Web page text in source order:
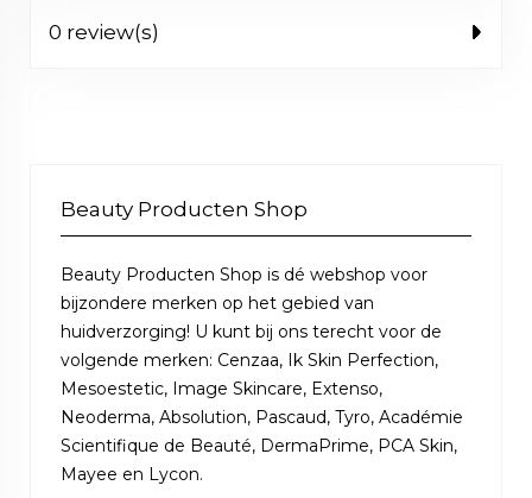
0 review(s)
Beauty Producten Shop
Beauty Producten Shop is dé webshop voor
bijzondere merken op het gebied van
huidverzorging! U kunt bij ons terecht voor de
volgende merken: Cenzaa, Ik Skin Perfection,
Mesoestetic, Image Skincare, Extenso,
Neoderma, Absolution, Pascaud, Tyro, Académie
Scientifique de Beauté, DermaPrime, PCA Skin,
Mayee en Lycon.